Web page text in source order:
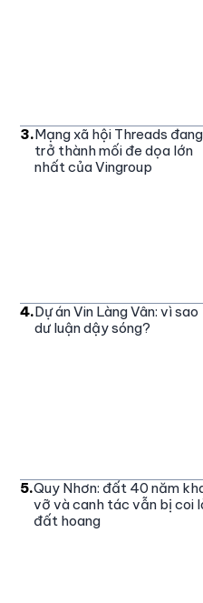
3.Mạng xã hội Threads đang
trở thành mối đe dọa lớn
nhất của Vingroup
4.Dự án Vin Làng Vân: vì sao
dư luận dậy sóng?
5.Quy Nhơn: đất 40 năm
vỡ và canh tác vẫn bị coi
đất hoang